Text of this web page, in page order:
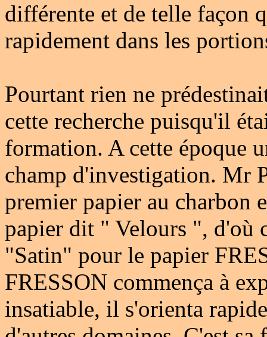
différente et de telle façon
rapidement dans les
Pourtant rien ne
cette recherche puisqu'il
formation. A cette époque
champ d'investigation. Mr
premier papier au
papier dit " Velours ", d'où
"Satin" pour le papier
FRESSON commença à
insatiable, il s'orienta